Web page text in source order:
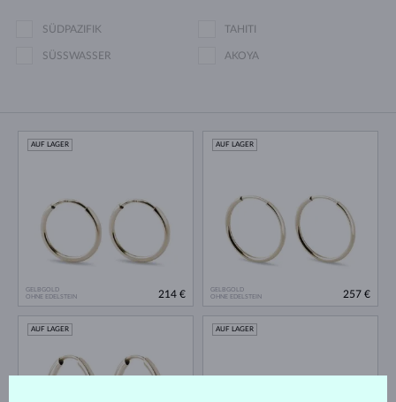
SÜDPAZIFIK TAHITI
SÜSSWASSER AKOYA
GELBGOLD
OHNE EDELSTEIN
AUF LAGER
214 €
GELBGOLD
OHNE EDELSTEIN
AUF LAGER
257 €
AUF LAGER AUF LAGER